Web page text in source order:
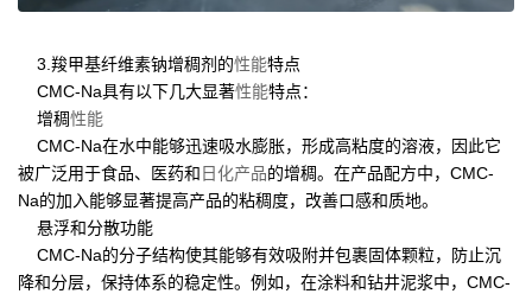
3.羧甲基纤维素钠增稠剂的性能特点
CMC-Na具有以下几大显著性能特点：
增稠性能
CMC-Na在水中能够迅速吸水膨胀，形成高粘度的溶液，因此它
被广泛用于食品、医药和 日化产品的增稠。在产品配方中，CMC-
Na的加入能够显著提高产品的粘稠度，改善口感和质地。
悬浮和分散功能
CMC-Na的分子结构使其能够有效吸附并包裹固体颗粒，防止沉
降和分层，保持体系的稳定性。例如，在涂料和钻井泥浆中，CMC-